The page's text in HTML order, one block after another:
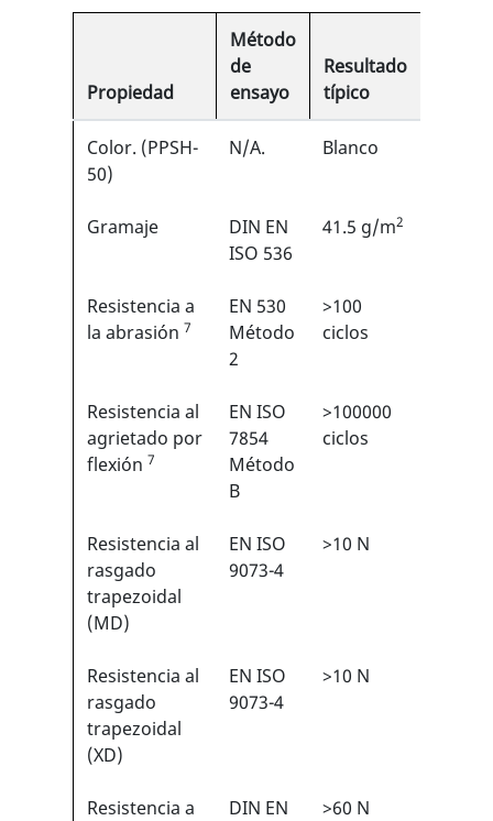
Propiedad
Método
de
ensayo
Resultado
típico
Color. (PPSH-
50)
N/A. Blanco
Gramaje
DIN EN
ISO 536
41.5 g/m2
Resistencia a
la abrasión 7
EN 530
Método
2
>100
ciclos
Resistencia al
agrietado por
flexión 7
EN ISO
7854
Método
B
>100000
ciclos
Resistencia al
rasgado
trapezoidal
(MD)
EN ISO
9073-4
>10 N
Resistencia al
rasgado
trapezoidal
(XD)
EN ISO
9073-4
>10 N
Resistencia a
DIN EN
>60 N